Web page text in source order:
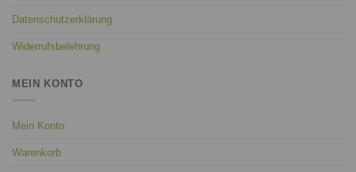
Datenschutzerklärung
Widerrufsbelehrung
MEIN KONTO
Mein Konto
Warenkorb